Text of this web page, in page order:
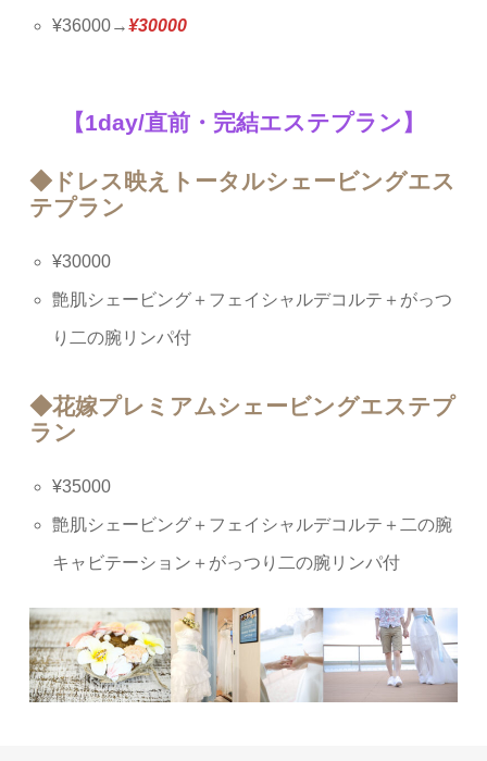
¥36000→¥30000
【1day/直前・完結エステプラン】
◆ドレス映えトータルシェービングエス
テプラン
¥30000
艶肌シェービング＋フェイシャルデコルテ＋がっつ
り二の腕リンパ付
◆花嫁プレミアムシェービングエステプ
ラン
¥35000
艶肌シェービング＋フェイシャルデコルテ＋二の腕
キャビテーション＋がっつり二の腕リンパ付